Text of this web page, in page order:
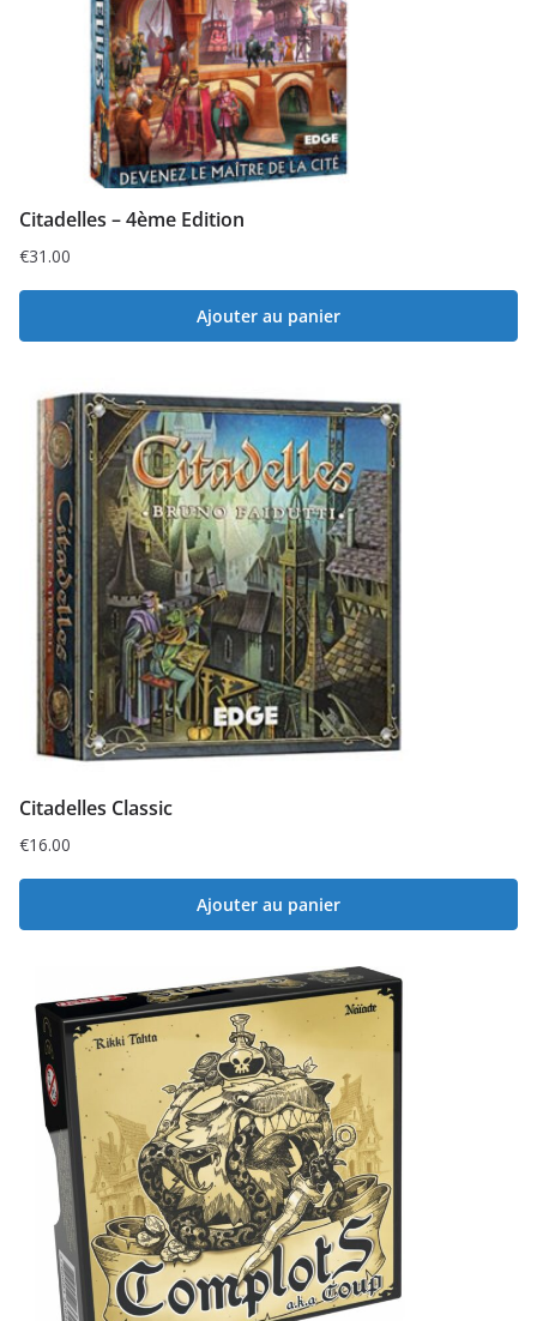
Citadelles – 4ème Edition
€31.00
Ajouter au panier
Citadelles Classic
€16.00
Ajouter au panier